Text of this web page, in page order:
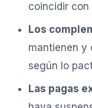
coincidir con
Los
mantienen y
según lo
Las pagas